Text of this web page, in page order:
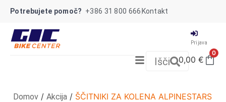
Potrebujete pomoč? +386 31 800 666 Kontakt
Prijava
Išči
0
0,00 €
Domov / Akcija / ŠČITNIKI ZA KOLENA ALPINESTARS